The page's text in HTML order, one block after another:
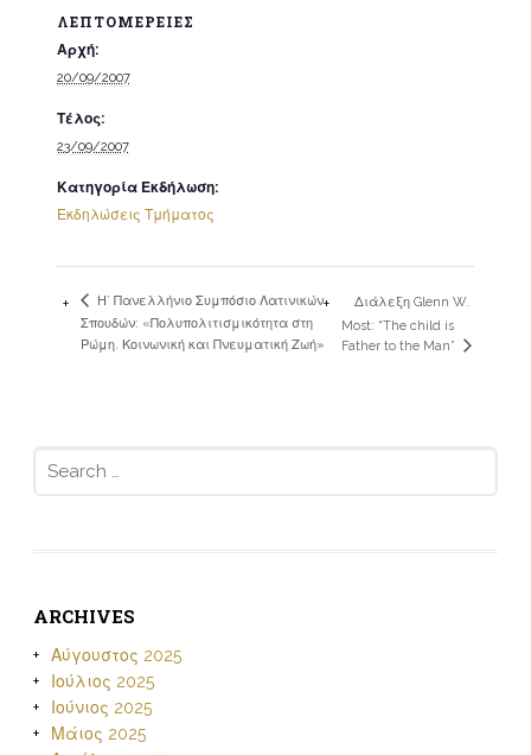
ΛΕΠΤΟΜΈΡΕΙΕΣ
Αρχή:
20/09/2007
Τέλος:
23/09/2007
Κατηγορία Εκδήλωση:
Εκδηλώσεις Τμήματος
Η’ Πανελλήνιο Συμπόσιο Λατινικών
Σπουδών: «Πολυπολιτισμικότητα στη
Ρώμη. Κοινωνική και Πνευματική Ζωή»
Διάλεξη Glenn W.
Most: “The child is
Father to the Man”
ARCHIVES
Αύγουστος 2025
Ιούλιος 2025
Ιούνιος 2025
Μάιος 2025